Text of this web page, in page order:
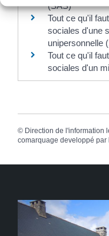
(SAS)
Tout ce qu'il
sociales d'une
unipersonnelle
Tout ce qu'il
sociales d'un
© Direction de l'information
comarquage developpé par